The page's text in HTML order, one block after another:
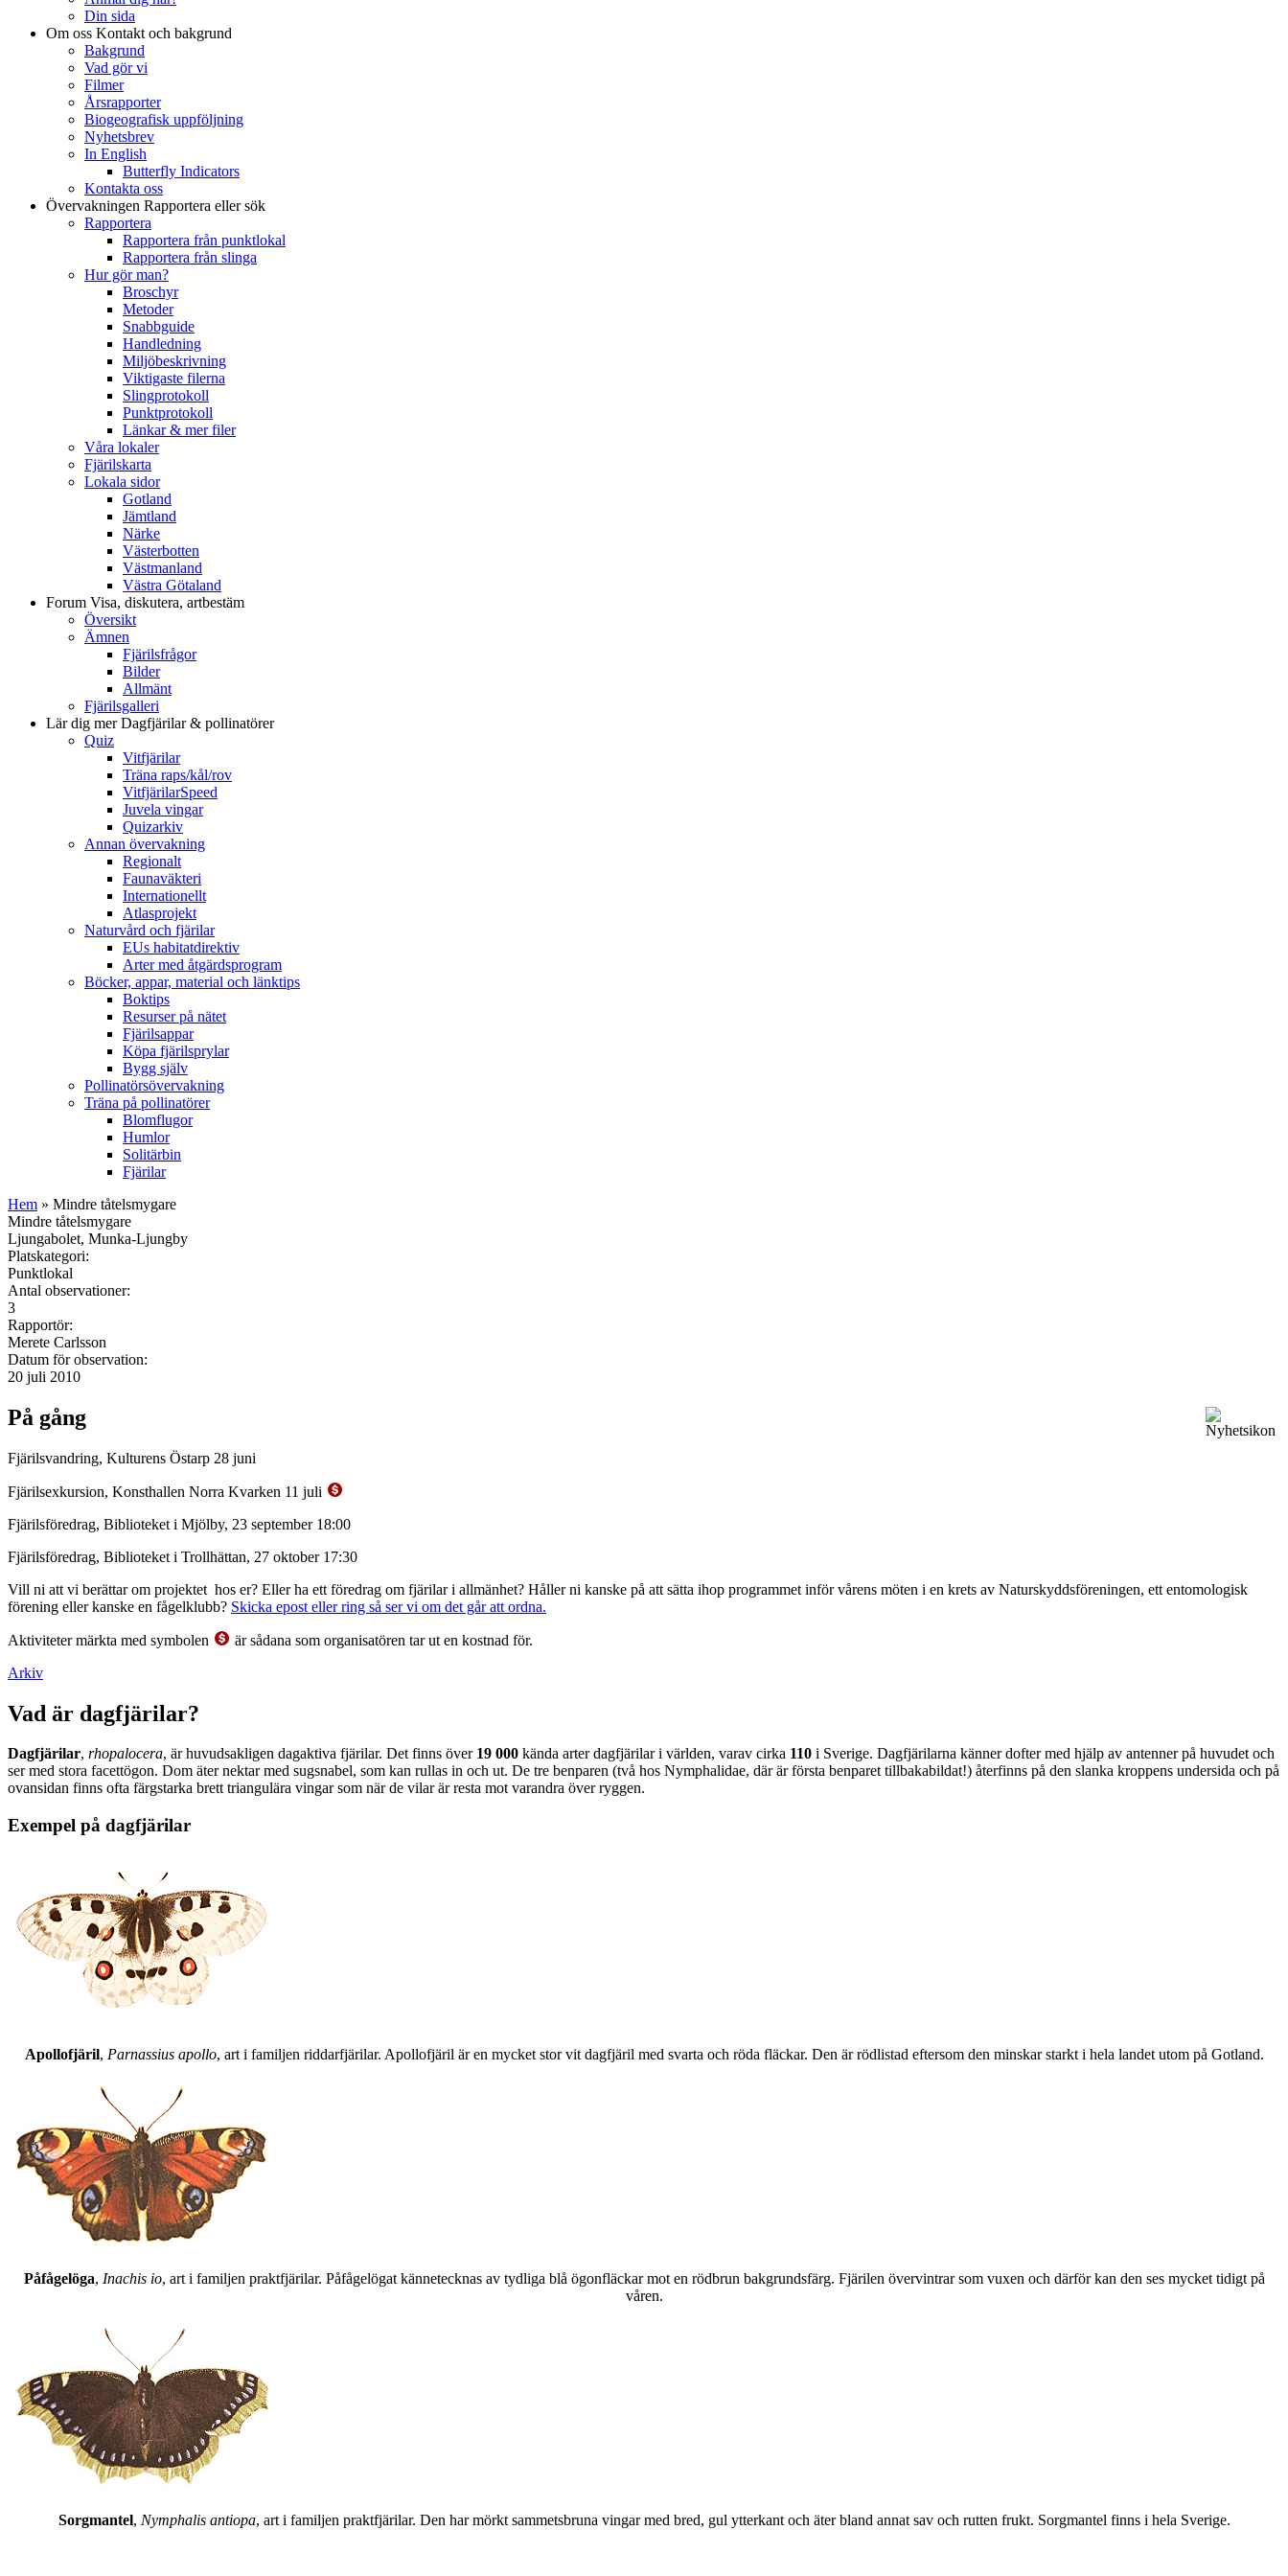
Din sida
Om oss Kontakt och bakgrund
Bakgrund
Vad gör vi
Filmer
Årsrapporter
Biogeografisk uppföljning
Nyhetsbrev
In English
Butterfly Indicators
Kontakta oss
Övervakningen Rapportera eller sök
Rapportera
Rapportera från punktlokal
Rapportera från slinga
Hur gör man?
Broschyr
Metoder
Snabbguide
Handledning
Miljöbeskrivning
Viktigaste filerna
Slingprotokoll
Punktprotokoll
Länkar & mer filer
Våra lokaler
Fjärilskarta
Lokala sidor
Gotland
Jämtland
Närke
Västerbotten
Västmanland
Västra Götaland
Forum Visa, diskutera, artbestäm
Översikt
Ämnen
Fjärilsfrågor
Bilder
Allmänt
Fjärilsgalleri
Lär dig merDagfjärilar & pollinatörer
Quiz
Vitfjärilar
Träna raps/kål/rov
VitfjärilarSpeed
Juvela vingar
Quizarkiv
Annan övervakning
Regionalt
Faunaväkteri
Internationellt
Atlasprojekt
Naturvård och fjärilar
EUs habitatdirektiv
Arter med åtgärdsprogram
Böcker, appar, material och länktips
Boktips
Resurser på nätet
Fjärilsappar
Köpa fjärilsprylar
Bygg själv
Pollinatörsövervakning
Träna på pollinatörer
Blomflugor
Humlor
Solitärbin
Fjärilar
Hem » Mindre tåtelsmygare
Mindre tåtelsmygare
Ljungabolet, Munka-Ljungby
Platskategori:
Punktlokal
Antal observationer:
3
Rapportör:
Merete Carlsson
Datum för observation:
20 juli 2010
På gång
Fjärilsvandring, Kulturens Östarp 28 juni
Fjärilsexkursion, Konsthallen Norra Kvarken 11 juli
Fjärilsföredrag, Biblioteket i Mjölby, 23 september 18:00
Fjärilsföredrag, Biblioteket i Trollhättan, 27 oktober 17:30
Vill ni att vi berättar om projektet hos er? Eller ha ett föredrag om fjärilar i allmänhet? Håller ni kanske på att sätta ihop programmet inför vårens möten i en krets av Naturskyddsföreningen, ett entomologisk
förening eller kanske en fågelklubb? Skicka epost eller ring så ser vi om det går att ordna.
Aktiviteter märkta med symbolen
är sådana som organisatören tar ut en kostnad för.
Arkiv
Vad är dagfjärilar?
Dagfjärilar, rhopalocera, är huvudsakligen dagaktiva fjärilar. Det finns över 19 000 kända arter dagfjärilar i världen, varav cirka 110 i Sverige. Dagfjärilarna känner dofter med hjälp av antenner på huvudet och
ser med stora facettögon. Dom äter nektar med sugsnabel, som kan rullas in och ut. De tre benparen (två hos Nymphalidae, där är första benparet tillbakabildat!) återfinns på den slanka kroppens undersida och på
ovansidan finns ofta färgstarka brett triangulära vingar som när de vilar är resta mot varandra över ryggen.
Exempel på dagfjärilar
Apollofjäril, Parnassius apollo, art i familjen riddarfjärilar. Apollofjäril är en mycket stor vit dagfjäril med svarta och röda fläckar. Den är rödlistad eftersom den minskar starkt i hela landet utom på Gotland.
Påfågelöga, Inachis io, art i familjen praktfjärilar. Påfågelögat kännetecknas av tydliga blå ögonfläckar mot en rödbrun bakgrundsfärg. Fjärilen övervintrar som vuxen och därför kan den ses mycket tidigt på
våren.
Sorgmantel, Nymphalis antiopa, art i familjen praktfjärilar. Den har mörkt sammetsbruna vingar med bred, gul ytterkant och äter bland annat sav och rutten frukt. Sorgmantel finns i hela Sverige.